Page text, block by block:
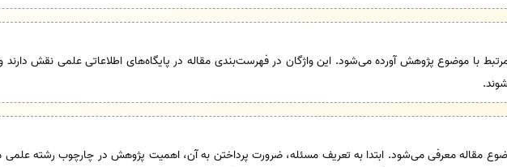
تا 6 واژه کلیدی مرتبط با موضوع پژوهش آورده می‌شود. این واژگان در فهرست‌بندی مقاله در پایگاه‌های اطلاعاتی علمی نقش دارند
مقاله معرفی می‌شود. ابتدا به تعریف مسئله، ضرورت پرداختن به آن، اهمیت پژوهش در چارچوب رشته علمی